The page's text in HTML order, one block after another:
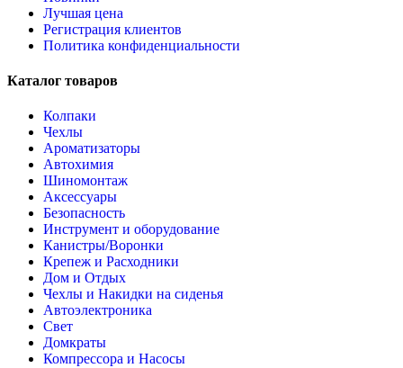
Лучшая цена
Регистрация клиентов
Политика конфиденциальности
Каталог товаров
Колпаки
Чехлы
Ароматизаторы
Автохимия
Шиномонтаж
Аксессуары
Безопасность
Инструмент и оборудование
Канистры/Воронки
Крепеж и Расходники
Дом и Отдых
Чехлы и Накидки на сиденья
Автоэлектроника
Свет
Домкраты
Компрессора и Насосы